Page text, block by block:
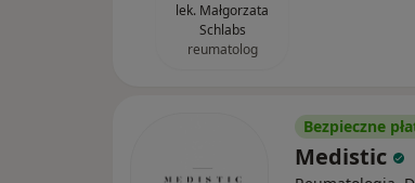
lek. Małgorzata
Schlabs
reumatolog
Bezpieczne
Medistic